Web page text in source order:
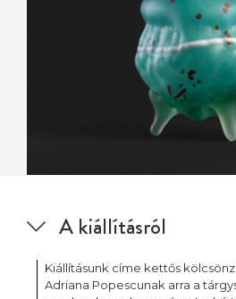
A kiállításról
Kiállításunk címe kettős
Adriana Popescunak arra a